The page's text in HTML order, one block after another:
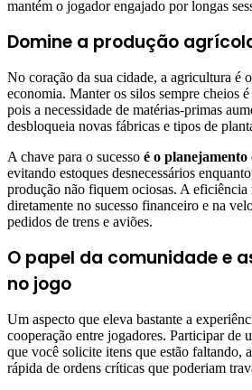
mantém o jogador engajado por longas
Domine a produção
No coração da sua cidade, a agricultura é
economia. Manter os silos sempre cheios
pois a necessidade de matérias-primas
desbloqueia novas fábricas e tipos de
A chave para o sucesso é o planejamento
evitando estoques desnecessários
produção não fiquem ociosas. A eficiência
diretamente no sucesso financeiro e na
pedidos de trens e aviões.
O papel da comunidade e
no jogo
Um aspecto que eleva bastante a
cooperação entre jogadores. Participar de
que você solicite itens que estão faltando,
rápida de ordens críticas que poderiam